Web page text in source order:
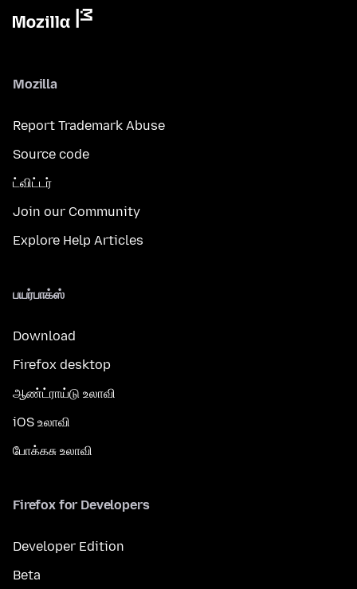
Mozilla
Report Trademark Abuse
Source code
ட்விட்டர்
Join our Community
Explore Help Articles
பயர்பாக்ஸ்
Download
Firefox desktop
ஆண்ட்ராய்டு உலாவி
iOS உலாவி
போக்கசு உலாவி
Firefox for Developers
Developer Edition
Beta